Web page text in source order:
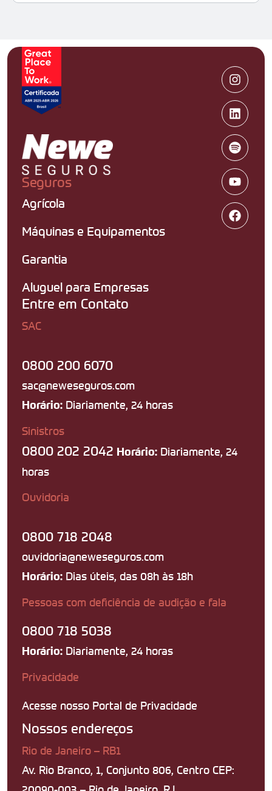
Seguros
Agrícola
Máquinas e Equipamentos
Garantia
Aluguel para Empresas
Entre em Contato
SAC
0800 200 6070
sac@neweseguros.com
Horário: Diariamente, 24 horas
Sinistros
0800 202 2042 Horário: Diariamente, 24
horas
Ouvidoria
0800 718 2048
ouvidoria@neweseguros.com
Horário: Dias úteis, das 08h às 18h
Pessoas com deficiência de audição e fala
0800 718 5038
Horário: Diariamente, 24 horas
Privacidade
Acesse nosso Portal de Privacidade
Nossos endereços
Rio de Janeiro – RB1
Av. Rio Branco, 1, Conjunto 806, Centro CEP: